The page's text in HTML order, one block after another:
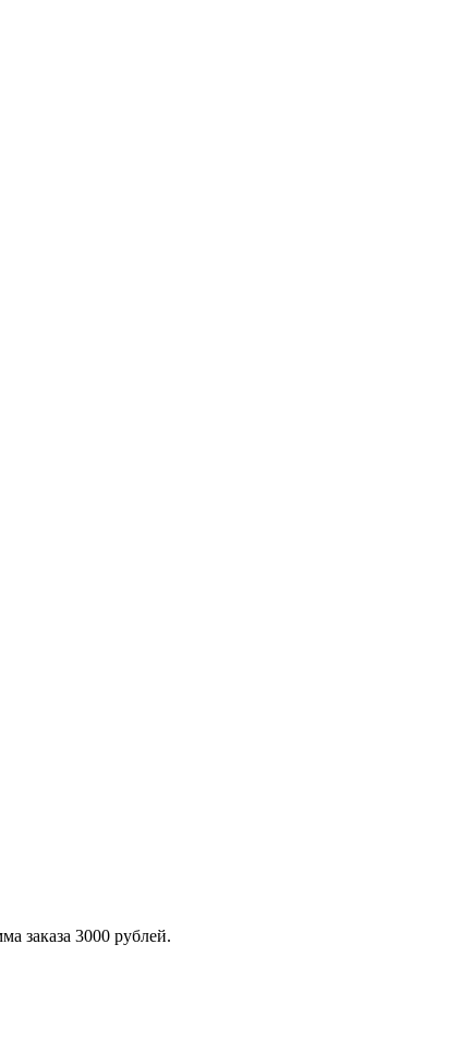
заказа 3000 рублей.